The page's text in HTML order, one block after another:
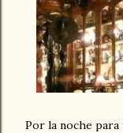
Por la noche para